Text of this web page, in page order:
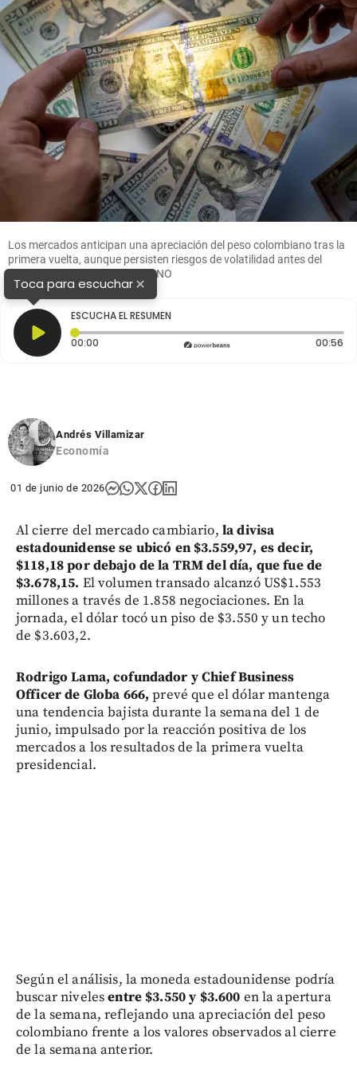
Los mercados anticipan una apreciación del peso colombiano tras la
primera vuelta, aunque persisten riesgos de volatilidad antes del
balotaje. FOTO EL COLOMBIANO
Toca para escuchar×
ESCUCHA EL RESUMEN
00:00 Tiempo transcurrido: 0 segundos 00:56
Andrés Villamizar
Economía
01 de junio de 2026
Al cierre del mercado cambiario, la divisa
estadounidense se ubicó en $3.559,97, es decir,
$118,18 por debajo de la TRM del día, que fue de
$3.678,15. El volumen transado alcanzó US$1.553
millones a través de 1.858 negociaciones. En la
jornada, el dólar tocó un piso de $3.550 y un techo
de $3.603,2.
Rodrigo Lama, cofundador y Chief Business
Officer de Globa 666,prevé que el dólar mantenga
una tendencia bajista durante la semana del 1 de
junio, impulsado por la reacción positiva de los
mercados a los resultados de la primera vuelta
presidencial.
Según el análisis, la moneda estadounidense podría
buscar nivelesentre $3.550 y $3.600 en la apertura
de la semana, reflejando una apreciación del peso
colombiano frente a los valores observados al cierre
de la semana anterior.